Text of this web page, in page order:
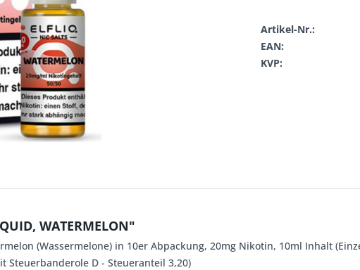
Artikel-Nr.:
EAN:
KVP:
WATERMELON"
(Wassermelone) in 10er Abpackung, 20mg Nikotin, 10ml Inhalt
Steuerbanderole D - Steueranteil 3,20)